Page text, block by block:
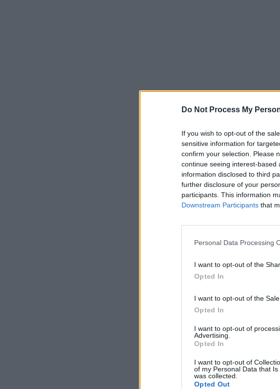
Do Not Process My
If you wish to opt-out of the
sensitive information for
confirm your selection. Please
continue seeing interest-
information disclosed to third
further disclosure of your
participants. This information
Downstream Participants that
Personal Data Processing
I want to opt-out of the
Opted In
I want to opt-out of the
Opted In
I want to opt-out of
Advertising.
Opted In
I want to opt-out of
of my Personal Data that
was collected.
Opted Out